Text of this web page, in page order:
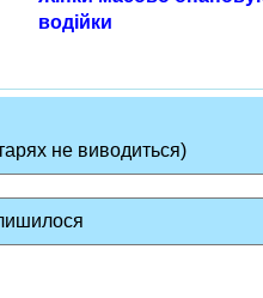
водійки
не виводиться)